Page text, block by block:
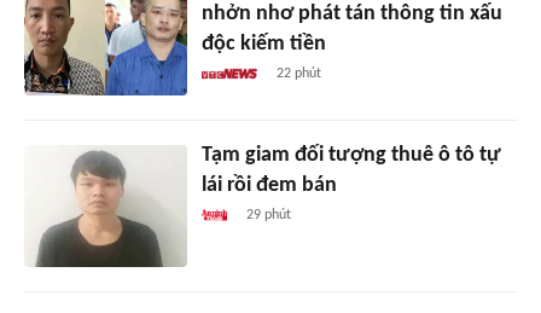
nhởn nhơ phát tán thông tin xấu
độc kiếm tiền
22 phút
Tạm giam đối tượng thuê ô tô tự
lái rồi đem bán
29 phút